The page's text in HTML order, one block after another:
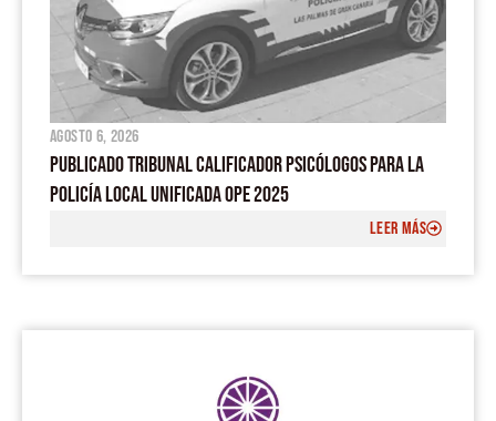
agosto 6, 2026
PUBLICADO TRIBUNAL CALIFICADOR PSICÓLOGOS PARA LA
POLICÍA LOCAL UNIFICADA OPE 2025
LEER MÁS